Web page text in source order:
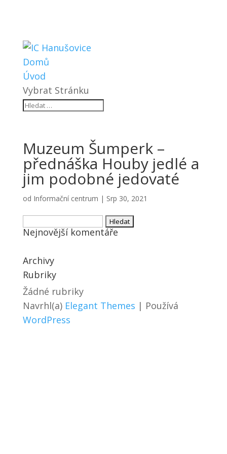
Domů
Úvod
Vybrat Stránku
Muzeum Šumperk –
přednáška Houby jedlé a
jim podobné jedovaté
od Informační centrum | Srp 30, 2021
Vyhledávání
Nejnovější komentáře
Archivy
Rubriky
Žádné rubriky
Navrhl(a) Elegant Themes | Používá
WordPress